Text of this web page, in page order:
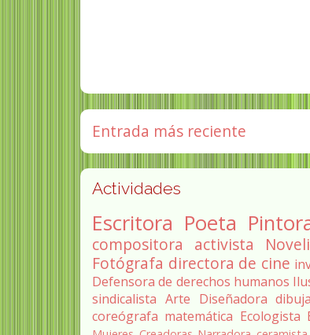
Entrada más reciente
Actividades
Escritora Poeta
compositora
activista
Fotógrafa directora de cine
Defensora de derechos humanos
sindicalista Arte Diseñadora
coreógrafa matemática Ecologista